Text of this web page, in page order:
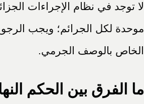
لا توجد في نظام الإجراءات
موحدة لكل الجرائم؛ ويجب
الخاص بالوصف الجرمي.
ما الفرق بين الحكم